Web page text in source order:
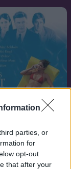
parties, or
for
opt-out
that after your